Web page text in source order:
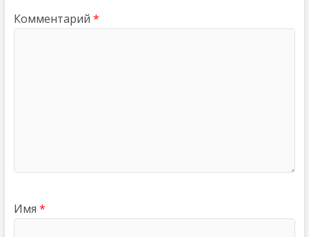
Комментарий *
Имя *